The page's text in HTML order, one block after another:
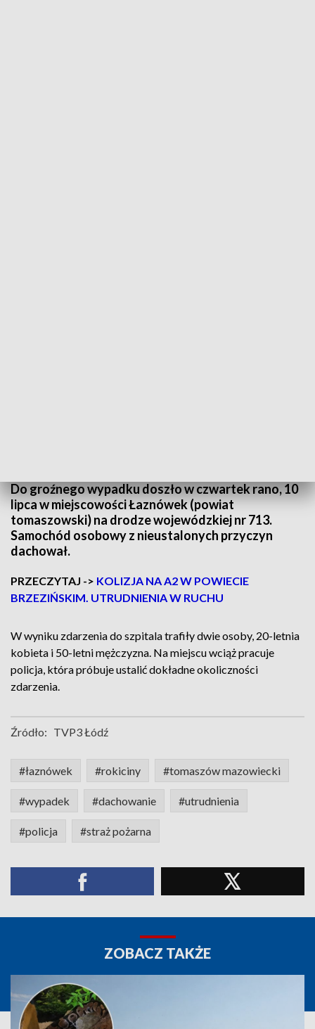
Do groźnego wypadku doszło w czwartek rano, 10
lipca w miejscowości Łaznówek (powiat
tomaszowski) na drodze wojewódzkiej nr 713.
Samochód osobowy z nieustalonych przyczyn
dachował.
PRZECZYTAJ -> KOLIZJA NA A2 W POWIECIE
BRZEZIŃSKIM. UTRUDNIENIA W RUCHU
W wyniku zdarzenia do szpitala trafiły dwie osoby, 20-letnia
kobieta i 50-letni mężczyzna. Na miejscu wciąż pracuje
policja, która próbuje ustalić dokładne okoliczności
zdarzenia.
Źródło: TVP3 Łódź
#łaznówek #rokiciny #tomaszów mazowiecki
#wypadek #dachowanie #utrudnienia
#policja #straż pożarna
ZOBACZ TAKŻE